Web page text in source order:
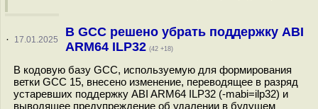
· 17.01.2025
В GCC решено убрать поддержку ABI
ARM64 ILP32 (42 +18)
В кодовую базу GCC, используемую для формирования
ветки GCC 15, внесено изменение, переводящее в разряд
устаревших поддержку ABI ARM64 ILP32 (-mabi=ilp32) и
выводящее предупреждение об удалении в будущем